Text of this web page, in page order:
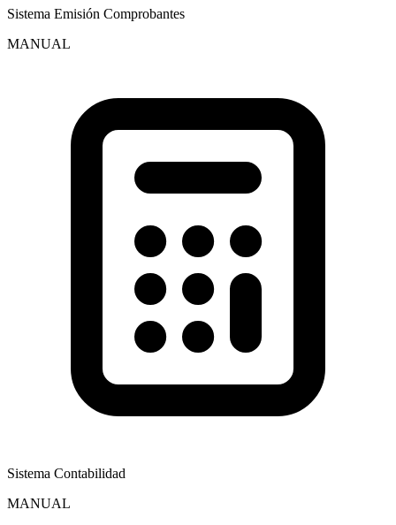
Sistema Emisión Comprobantes
MANUAL
Sistema Contabilidad
MANUAL